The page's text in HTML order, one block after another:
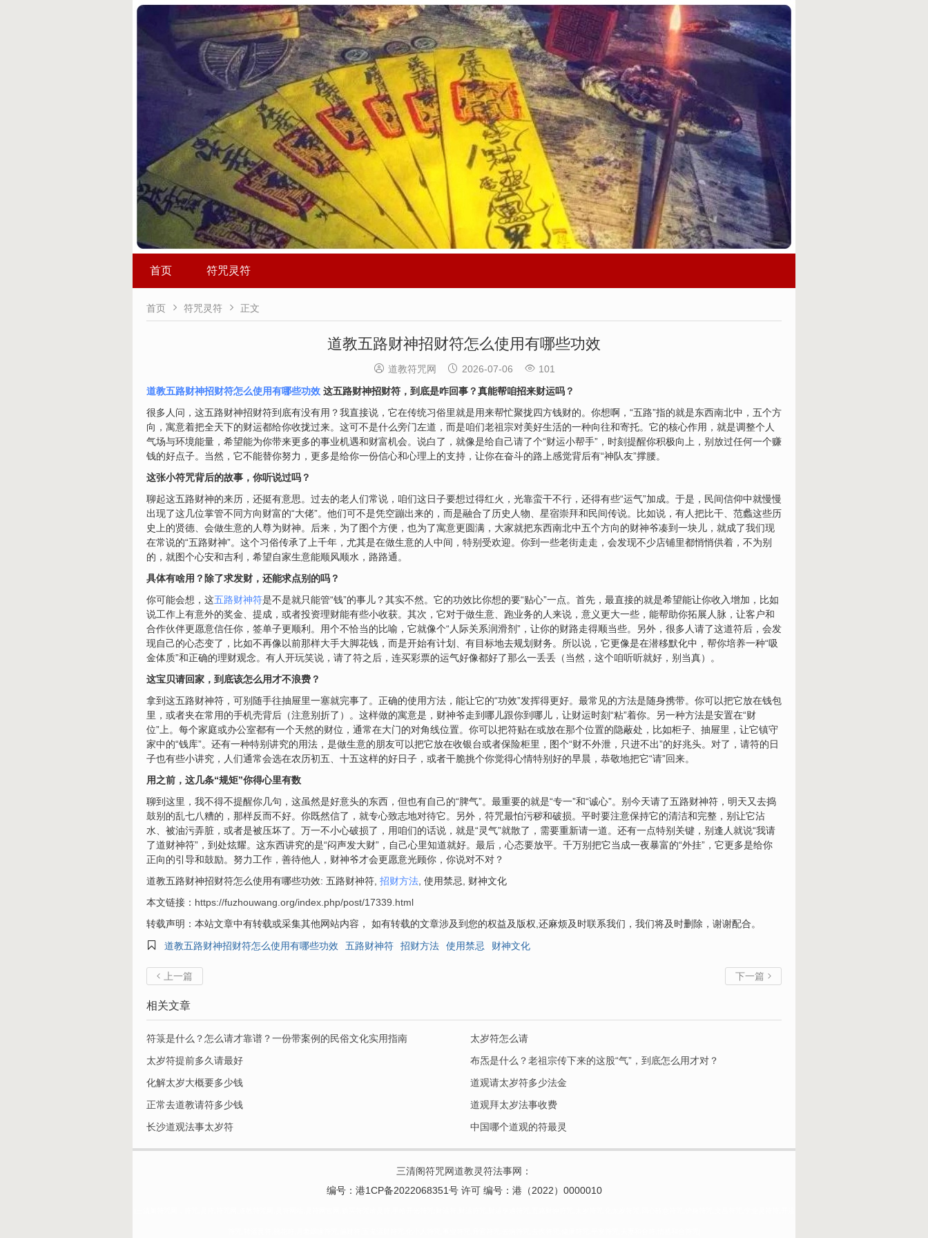
首页 符咒灵符
首页  符咒灵符  正文
道教五路财神招财符怎么使用有哪些功效
 道教符咒网  2026-07-06  101
道教五路财神招财符怎么使用有哪些功效 这五路财神招财符，到底是咋回事？真能帮咱招来财运吗？
很多人问，这五路财神招财符到底有没有用？我直接说，它在传统习俗里就是用来帮忙聚拢四方钱财的。你想啊，“五路”指的就是东西南北中，五个方
向，寓意着把全天下的财运都给你收拢过来。这可不是什么旁门左道，而是咱们老祖宗对美好生活的一种向往和寄托。它的核心作用，就是调整个人
气场与环境能量，希望能为你带来更多的事业机遇和财富机会。说白了，就像是给自己请了个“财运小帮手”，时刻提醒你积极向上，别放过任何一个赚
钱的好点子。当然，它不能替你努力，更多是给你一份信心和心理上的支持，让你在奋斗的路上感觉背后有“神队友”撑腰。
这张小符咒背后的故事，你听说过吗？
聊起这五路财神的来历，还挺有意思。过去的老人们常说，咱们这日子要想过得红火，光靠蛮干不行，还得有些“运气”加成。于是，民间信仰中就慢慢
出现了这几位掌管不同方向财富的“大佬”。他们可不是凭空蹦出来的，而是融合了历史人物、星宿崇拜和民间传说。比如说，有人把比干、范蠡这些历
史上的贤德、会做生意的人尊为财神。后来，为了图个方便，也为了寓意更圆满，大家就把东西南北中五个方向的财神爷凑到一块儿，就成了我们现
在常说的“五路财神”。这个习俗传承了上千年，尤其是在做生意的人中间，特别受欢迎。你到一些老街走走，会发现不少店铺里都悄悄供着，不为别
的，就图个心安和吉利，希望自家生意能顺风顺水，路路通。
具体有啥用？除了求发财，还能求点别的吗？
你可能会想，这五路财神符是不是就只能管“钱”的事儿？其实不然。它的功效比你想的要“贴心”一点。首先，最直接的就是希望能让你收入增加，比如
说工作上有意外的奖金、提成，或者投资理财能有些小收获。其次，它对于做生意、跑业务的人来说，意义更大一些，能帮助你拓展人脉，让客户和
合作伙伴更愿意信任你，签单子更顺利。用个不恰当的比喻，它就像个“人际关系润滑剂”，让你的财路走得顺当些。另外，很多人请了这道符后，会发
现自己的心态变了，比如不再像以前那样大手大脚花钱，而是开始有计划、有目标地去规划财务。所以说，它更像是在潜移默化中，帮你培养一种“吸
金体质”和正确的理财观念。有人开玩笑说，请了符之后，连买彩票的运气好像都好了那么一丢丢（当然，这个咱听听就好，别当真）。
这宝贝请回家，到底该怎么用才不浪费？
拿到这五路财神符，可别随手往抽屉里一塞就完事了。正确的使用方法，能让它的“功效”发挥得更好。最常见的方法是随身携带。你可以把它放在钱包
里，或者夹在常用的手机壳背后（注意别折了）。这样做的寓意是，财神爷走到哪儿跟你到哪儿，让财运时刻“粘”着你。另一种方法是安置在“财
位”上。每个家庭或办公室都有一个天然的财位，通常在大门的对角线位置。你可以把符贴在或放在那个位置的隐蔽处，比如柜子、抽屉里，让它镇守
家中的“钱库”。还有一种特别讲究的用法，是做生意的朋友可以把它放在收银台或者保险柜里，图个“财不外泄，只进不出”的好兆头。对了，请符的日
子也有些小讲究，人们通常会选在农历初五、十五这样的好日子，或者干脆挑个你觉得心情特别好的早晨，恭敬地把它“请”回来。
用之前，这几条“规矩”你得心里有数
聊到这里，我不得不提醒你几句，这虽然是好意头的东西，但也有自己的“脾气”。最重要的就是“专一”和“诚心”。别今天请了五路财神符，明天又去捣
鼓别的乱七八糟的，那样反而不好。你既然信了，就专心致志地对待它。另外，符咒最怕污秽和破损。平时要注意保持它的清洁和完整，别让它沾
水、被油污弄脏，或者是被压坏了。万一不小心破损了，用咱们的话说，就是“灵气”就散了，需要重新请一道。还有一点特别关键，别逢人就说“我请
了道财神符”，到处炫耀。这东西讲究的是“闷声发大财”，自己心里知道就好。最后，心态要放平。千万别把它当成一夜暴富的“外挂”，它更多是给你
正向的引导和鼓励。努力工作，善待他人，财神爷才会更愿意光顾你，你说对不对？
道教五路财神招财符怎么使用有哪些功效: 五路财神符, 招财方法 , 使用禁忌, 财神文化
本文链接： https://fuzhouwang.org/index.php/post/17339.html
转载声明：本站文章中有转载或采集其他网站内容， 如有转载的文章涉及到您的权益及版权,还麻烦及时联系我们，我们将及时删除，谢谢配合。

道教五路财神招财符怎么使用有哪些功效 五路财神符 招财方法 使用禁忌 财神文化
 上一篇 下一篇 
相关文章
符箓是什么？怎么请才靠谱？一份带案例的民俗文化实用指南
太岁符怎么请
太岁符提前多久请最好
布炁是什么？老祖宗传下来的这股“气”，到底怎么用才对？
化解太岁大概要多少钱
道观请太岁符多少法金
正常去道教请符多少钱
道观拜太岁法事收费
长沙道观法事太岁符
中国哪个道观的符最灵
三清阁符咒网道教灵符法事网 ：
编号：港1CP备2022068351号 许可 编号：港（2022）0000010